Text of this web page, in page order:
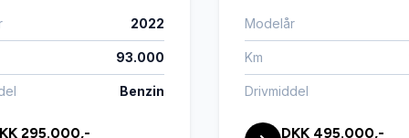
head-up display
2022
93.000
Benzin
295.000,-
Modelår
Km
Drivmiddel
DKK 495.000,-